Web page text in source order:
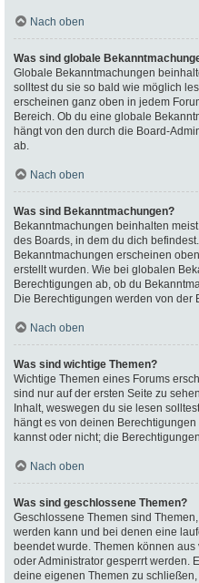
Nach oben
Was sind globale
Globale Bekanntmachungen
solltest du sie so bald wie möglich
erscheinen ganz oben in jedem
Bereich. Ob du eine globale
hängt von den durch die Board-
ab.
Nach oben
Was sind Bekanntmachungen?
Bekanntmachungen beinhalten
des Boards, in dem du dich
Bekanntmachungen erscheinen
erstellt wurden. Wie bei globalen
Berechtigungen ab, ob du
Die Berechtigungen werden von der
Nach oben
Was sind wichtige Themen?
Wichtige Themen eines Forums
sind nur auf der ersten Seite zu
Inhalt, weswegen du sie lesen
hängt es von deinen
kannst oder nicht; die
Nach oben
Was sind geschlossene Themen?
Geschlossene Themen sind
werden kann und bei denen eine
beendet wurde. Themen können
oder Administrator gesperrt werden.
deine eigenen Themen zu